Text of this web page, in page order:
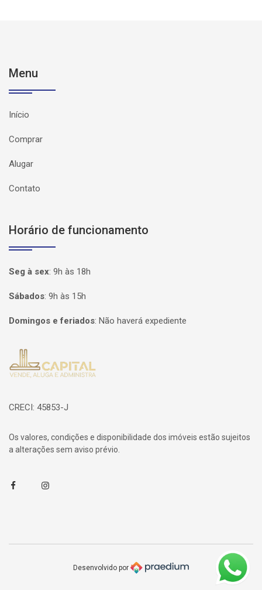
Menu
Início
Comprar
Alugar
Contato
Horário de funcionamento
Seg à sex: 9h às 18h
Sábados: 9h às 15h
Domingos e feriados: Não haverá expediente
Página inicial
CRECI: 45853-J
Os valores, condições e disponibilidade dos imóveis estão sujeitos
a alterações sem aviso prévio.
FacebookInstagram
Desenvolvido por